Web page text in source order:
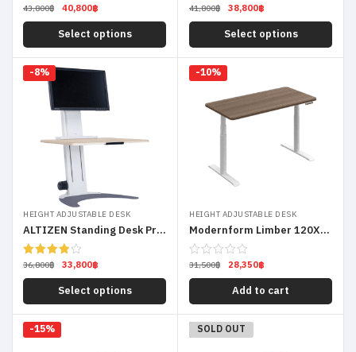
Rated 5.00
43,800฿ 40,800฿
Select options
Rated
out of
41,800฿ 38,800฿
Select options
-8%
HEIGHT ADJUSTABLE DESK
ALTIZEN Standing Desk Pro Single Monitor
Rated
of 5
36,800฿ 33,800฿
Select options
-10%
HEIGHT ADJUSTABLE DESK
Modernform Limber 120X70
31,500฿ 28,350฿
Add to cart
-15% -12%
SOLD OUT